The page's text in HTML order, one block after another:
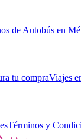
de Autobús en
tu compraViajes
Términos y